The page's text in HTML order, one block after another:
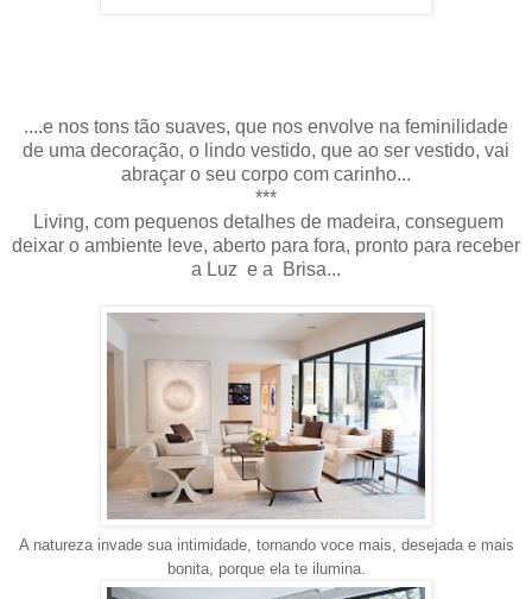
....e nos tons tão suaves, que nos envolve na feminilidade
de uma decoração, o lindo vestido, que ao ser vestido, vai
abraçar o seu corpo com carinho...
***
Living, com pequenos detalhes de madeira, conseguem
deixar o ambiente leve, aberto para fora, pronto para receber
a Luz e a Brisa...
A natureza invade sua intimidade, tornando voce mais, desejada e mais
bonita, porque ela te ilumina.